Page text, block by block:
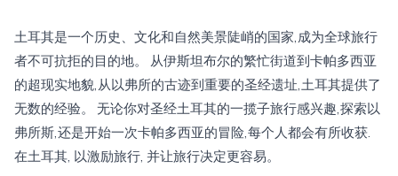
土耳其是一个历史、文化和自然美景陡峭的国家,成为全球旅行
者不可抗拒的目的地。 从伊斯坦布尔的繁忙街道到卡帕多西亚
的超现实地貌,从以弗所的古迹到重要的圣经遗址,土耳其提供了
无数的经验。 无论你对圣经土耳其的一揽子旅行感兴趣,探索以
弗所斯,还是开始一次卡帕多西亚的冒险,每个人都会有所收获.
在土耳其, 以激励旅行, 并让旅行决定更容易。